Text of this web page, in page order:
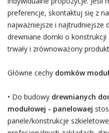
preferencje, skontaktuj się z
najważniejsze i najtrudniejsze
drewniane domki o
trwały i zrównoważony
Główne cechy domków
• Do budowy drewnianych
modułowej - panelowaej
panele/konstrukcje